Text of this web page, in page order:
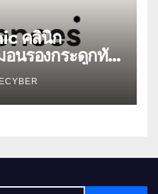
คลินิก
นรองกระดูกทับ